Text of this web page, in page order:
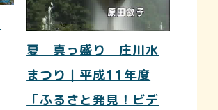
夏 真っ盛り 庄川水
まつり｜平成11年度
「ふるさと発見！ビデ